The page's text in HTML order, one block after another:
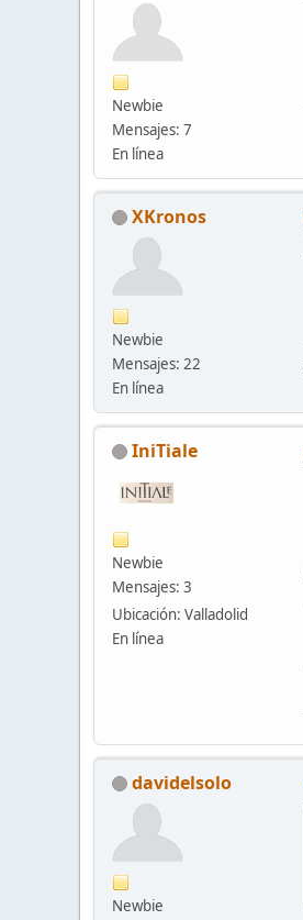
Newbie
Mensajes: 7
En línea
XKronos
Newbie
Mensajes: 22
En línea
IniTiale
Newbie
Mensajes: 3
Ubicación: Valladolid
En línea
davidelsolo
Newbie